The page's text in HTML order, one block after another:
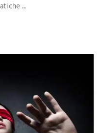
...